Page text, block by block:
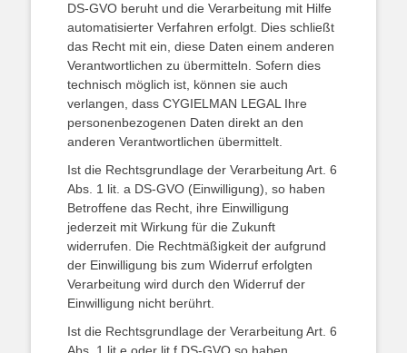
DS-GVO beruht und die Verarbeitung mit Hilfe
automatisierter Verfahren erfolgt. Dies schließt
das Recht mit ein, diese Daten einem anderen
Verantwortlichen zu übermitteln. Sofern dies
technisch möglich ist, können sie auch
verlangen, dass CYGIELMAN LEGAL Ihre
personenbezogenen Daten direkt an den
anderen Verantwortlichen übermittelt.
Ist die Rechtsgrundlage der Verarbeitung Art. 6
Abs. 1 lit. a DS-GVO (Einwilligung), so haben
Betroffene das Recht, ihre Einwilligung
jederzeit mit Wirkung für die Zukunft
widerrufen. Die Rechtmäßigkeit der aufgrund
der Einwilligung bis zum Widerruf erfolgten
Verarbeitung wird durch den Widerruf der
Einwilligung nicht berührt.
Ist die Rechtsgrundlage der Verarbeitung Art. 6